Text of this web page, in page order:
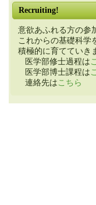
Recruiting!
意欲あふれる方の参
これからの基礎科学
積極的に育てていき
医学部修士過程は
医学部博士課程は
連絡先は こちら